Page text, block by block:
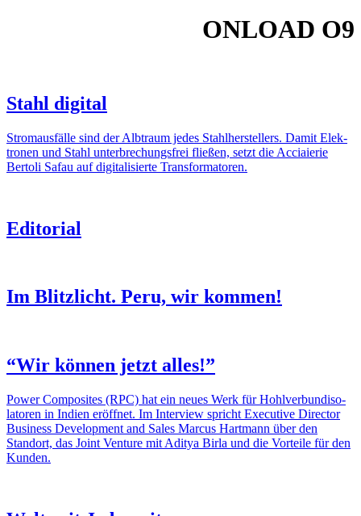
ONLOAD O9
Stahl digital
Strom­aus­fälle sind der Albtraum jedes Stahl­her­stel­lers. Damit Elek­
tronen und Stahl unter­bre­chungs­frei fließen, setzt die Acciaierie
Bertoli Safau auf digi­ta­li­sierte Trans­for­ma­toren.
Edito­rial
Im Blitz­licht. Peru, wir kommen!
“Wir können jetzt alles!”
Power Compo­sites (RPC) hat ein neues Werk für Hohl­verbund­iso­
latoren in Indien eröffnet. Im Inter­view spricht Execu­tive Director
Busi­ness Develop­ment and Sales Marcus Hart­mann über den
Standort, das Joint Venture mit Aditya Birla und die Vorteile für den
Kunden.